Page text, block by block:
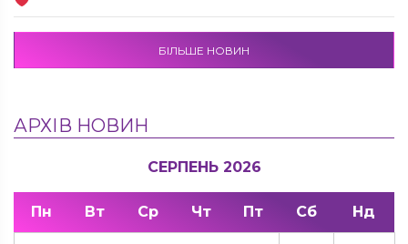
БІЛЬШЕ НОВИН
АРХІВ НОВИН
СЕРПЕНЬ 2026
Пн Вт Ср Чт Пт Сб Нд